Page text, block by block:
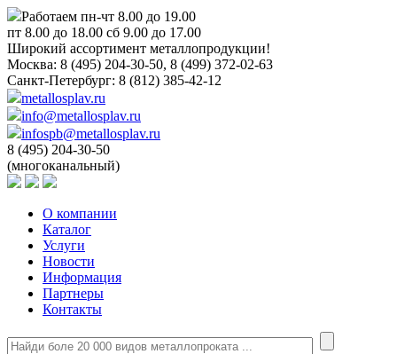
Работаем пн-чт 8.00 до 19.00
пт 8.00 до 18.00 сб 9.00 до 17.00
Широкий ассортимент металлопродукции!
Москва: 8 (495) 204-30-50, 8 (499) 372-02-63
Санкт-Петербург: 8 (812) 385-42-12
metallosplav.ru
info@metallosplav.ru
infospb@metallosplav.ru
8 (495) 204-30-50
(многоканальный)
О компании
Каталог
Услуги
Новости
Информация
Партнеры
Контакты